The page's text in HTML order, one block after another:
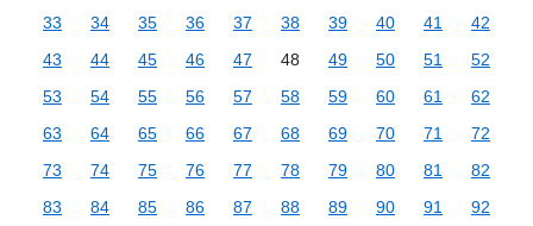
33
34 35 36 37 38 39 40 41
42
43
44 45 46 47 48 49 50 51
52
53
54 55 56 57 58 59 60 61
62
63
64 65 66 67 68 69 70 71
72
73
74 75 76 77 78 79 80 81
82
83
84 85 86 87 88 89 90 91
92